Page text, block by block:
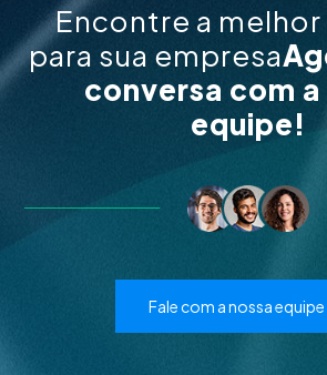
Encontre a
para sua empresa
conversa com a
equipe!
Fale com a nossa equipe